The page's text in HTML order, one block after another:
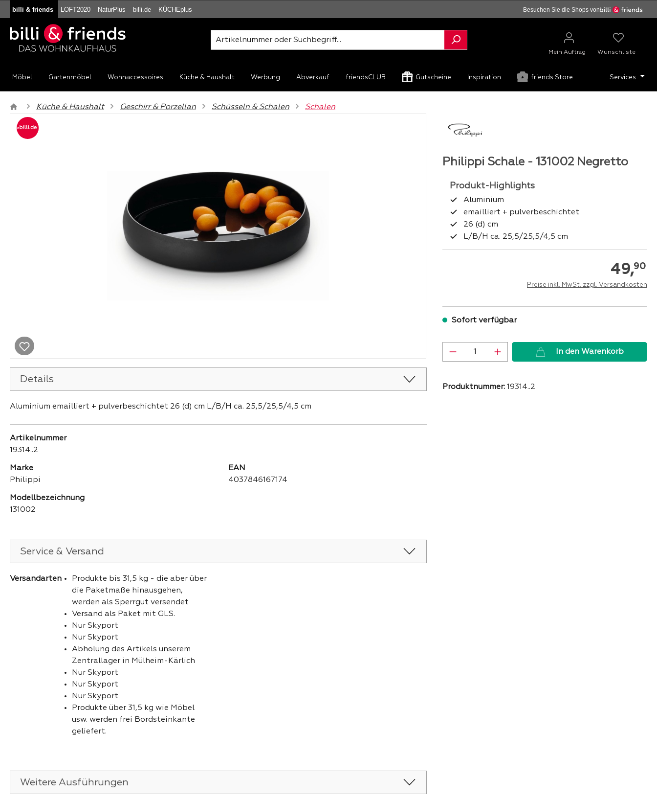
Hauptinhalt springen
Zur Suche springen
Zur Hauptnavigation springen
billi & friends LOFT2020 NaturPlus billi.de KÜCHEplus Besuchen Sie die Shops von
Mein Auftrag Wunschliste
Möbel Gartenmöbel Wohnaccessoires Küche & Haushalt Werbung Abverkauf friendsCLUB Gutscheine Inspiration friends Store Services
Küche & Haushalt Geschirr & Porzellan Schüsseln & Schalen
Schalen
Bildergalerie überspringen
Philippi Schale - 131002 Negretto
Aluminium
emailliert + pulverbeschichtet
26 (d) cm
L/B/H ca. 25,5/25,5/4,5 cm
49,90
Preise inkl. MwSt. zzgl. Versandkosten
Sofort verfügbar
Produkt Anzahl: Gib denIn den Warenkorb
Produktnummer: 19314..2
Details
Aluminium emailliert + pulverbeschichtet 26 (d) cm L/B/H ca. 25,5/25,5/4,5 cm
Artikelnummer
19314..2
Marke
Philippi
EAN
4037846167174
Modellbezeichnung
131002
Service & Versand
Versandarten
Produkte bis 31,5 kg - die aber über
die Paketmaße hinausgehen,
werden als Sperrgut versendet
Versand als Paket mit GLS.
Nur Skyport
Nur Skyport
Abholung des Artikels unserem
Zentrallager in Mülheim-Kärlich
Nur Skyport
Nur Skyport
Nur Skyport
Produkte über 31,5 kg wie Möbel
usw. werden frei Bordsteinkante
geliefert.
Weitere Ausführungen